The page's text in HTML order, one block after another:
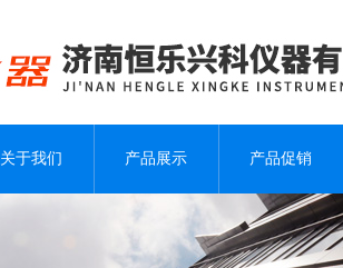
关于我们 产品展示 产品促销